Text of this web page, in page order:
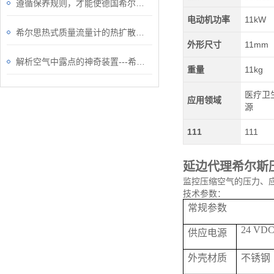
电动机功率 11kW
外形尺寸 11mm
重量 11kg
应用领域
医疗卫
源
111 111
延边代理希尔斯
监控压缩空气的压力
技术参数：
常规参数
供应电源 24
外壳材质 不锈钢